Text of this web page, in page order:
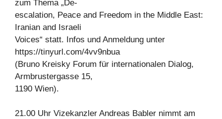
zum Thema „De-
escalation, Peace and Freedom in the Middle East:
Iranian and Israeli
Voices“ statt. Infos und Anmeldung unter
https://tinyurl.com/4vv9nbua
(Bruno Kreisky Forum für internationalen Dialog,
Armbrustergasse 15,
1190 Wien).
21.00 Uhr Vizekanzler Andreas Babler nimmt am